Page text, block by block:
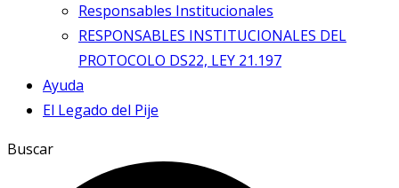
Responsables Institucionales
RESPONSABLES INSTITUCIONALES DEL
PROTOCOLO DS22, LEY 21.197
Ayuda
El Legado del Pije
Buscar